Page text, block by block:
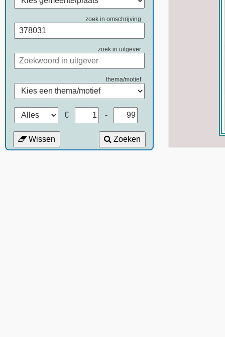
zoek in omschrijving
zoek in uitgever
thema/motief
€ -
Wissen Zoeken